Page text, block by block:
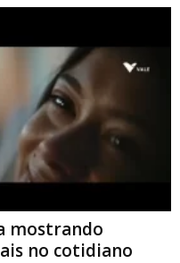
mostrando
no cotidiano